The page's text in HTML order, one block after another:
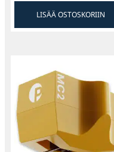
LISÄÄ OSTOSKORIIN